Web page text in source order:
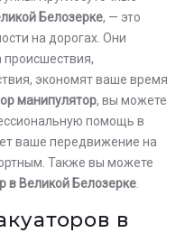
Белозерке, — это
на дорогах. Они
происшествия,
экономят ваше время
манипулятор, вы можете
помощь в
ваше передвижение на
Также вы можете
в Великой Белозерке
в